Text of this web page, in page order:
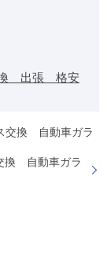
換 出張 格安
交換 自動車ガラ
換 自動車ガラ